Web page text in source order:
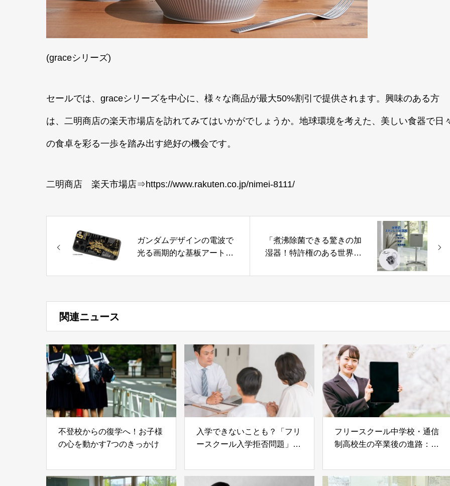
(graceシリーズ)
セールでは、graceシリーズを中心に、様々な商品が最大50%割引で提供されます。興味のある方
は、二明商店の楽天市場店を訪れてみてはいかがでしょうか。地球環境を考えた、美しい食器で日
の食卓を彩る一歩を踏み出す絶好の機会です。
二明商店 楽天市場店⇒https://www.rakuten.co.jp/nimei-8111/
ガンダムデザインの電波で
光る画期的な基板アート、
用ケース4種が新発売
「煮沸除菌できる驚きの加
湿器！特許権のある世界初
関連ニュース
不登校からの復学へ！お子様
の心を動かす7つのきっかけ
入学できないことも？「フリ
ースクール入学拒否問題」の
フリースクール中学校・通信
制高校生の卒業後の進路：進